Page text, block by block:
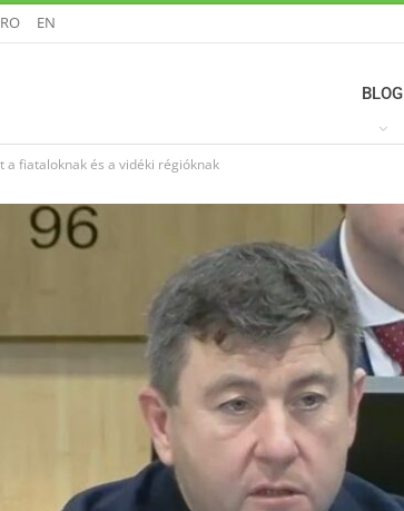
RO EN
BLOG
a fiataloknak és a vidéki régióknak